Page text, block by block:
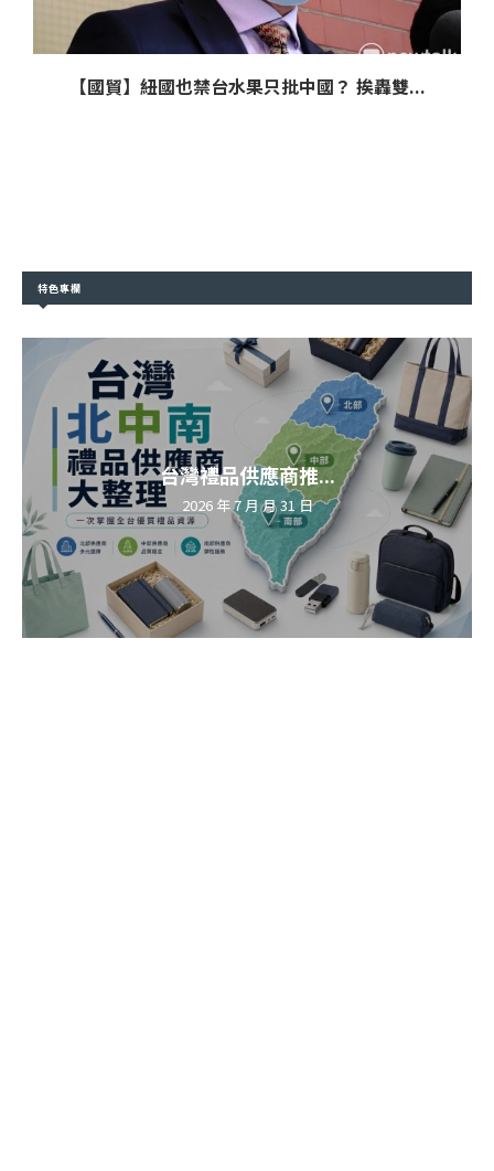
【國貿】紐國也禁台水果只批中國？ 挨轟雙...
特色專欄
台灣禮品供應商推...
2026 年 7 月 月 31 日